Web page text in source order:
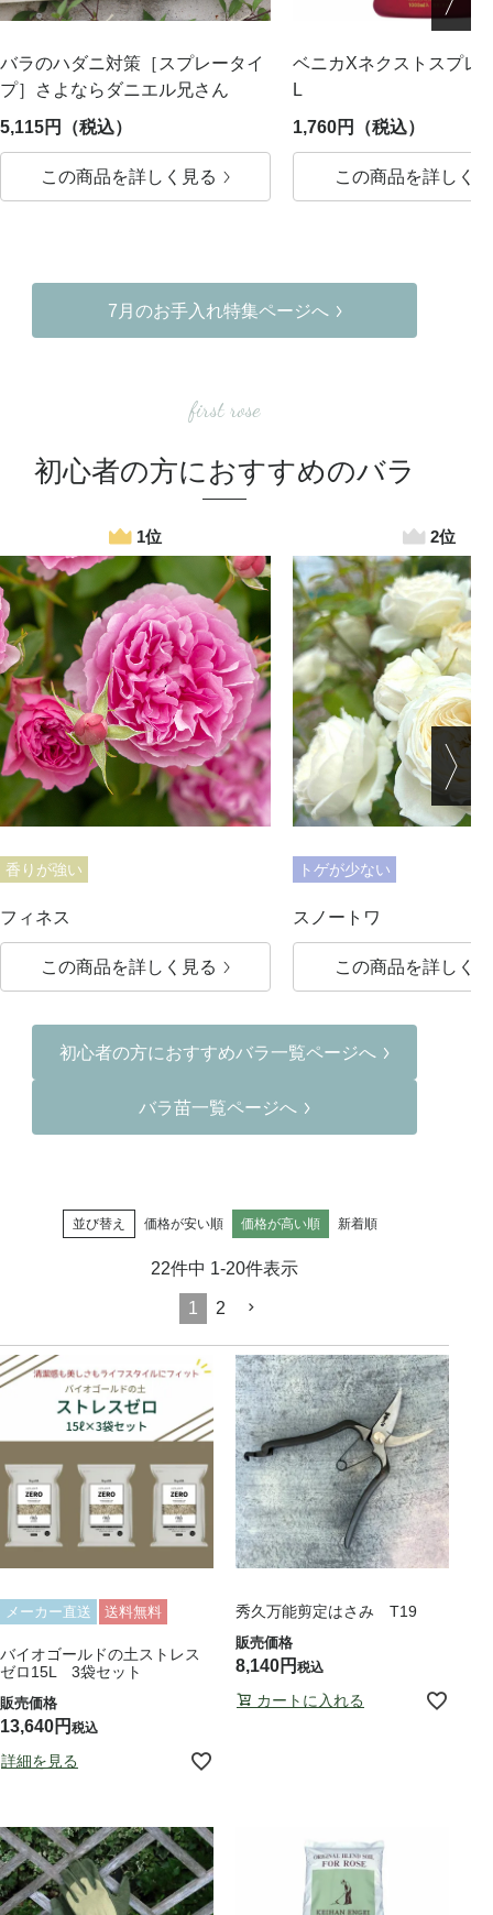
バラのハダニ対策［スプレータイ
プ］さよならダニエル兄さん
5,115円（税込）
この商品を詳しく見る
ベニカXネクストスプレ
L
1,760円（税込）
この商品を詳しく
7月のお手入れ特集ページへ
first rose
初心者の方におすすめのバラ
香りが強い
フィネス
この商品を詳しく見る
トゲが少ない
スノートワ
この商品を詳しく
初心者の方におすすめバラ一覧ページへ
バラ苗一覧ページへ
並び替え 価格が安い順 価格が高い順 新着順
22件中 1-20件表示
1 2
メーカー直送 送料無料
バイオゴールドの土ストレス
ゼロ15L 3袋セット
13,640 税込
詳細を見る
秀久万能剪定はさみ T19
8,140 税込
カートに入れる